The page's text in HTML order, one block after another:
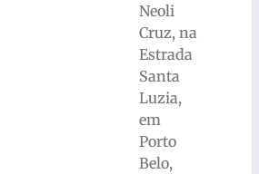
Neoli
Cruz, na
Estrada
Santa
Luzia,
em
Porto
Belo,